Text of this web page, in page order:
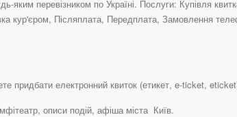
перевізником по Україні. Послуги: Купівля
кур'єром, Післяплата, Передплата, Замовлення
електронний квиток (етикет, e-ticket, eticket)
описи подій, афіша міста Київ.